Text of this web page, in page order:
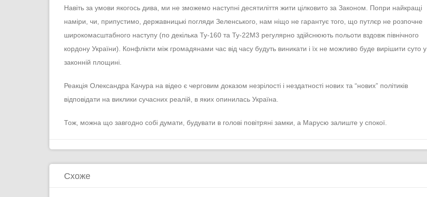
Навіть за умови якогось дива, ми не зможемо наступні десятиліття жити цілковито за Законом. Попри найкращі
наміри, чи, припустимо, державницькі погляди Зеленського, нам ніщо не гарантує того, що путлєр не розпочне
широкомасштабного наступу (по декілька Ту-160 та Ту-22М3 регулярно здійснюють польоти вздовж північного
кордону України). Конфлікти між громадянами час від часу будуть виникати і їх не можливо буде вирішити суто у
законній площині.
Реакція Олександра Качура на відео є черговим доказом незрілості і нездатності нових та “нових” політиків
відповідати на виклики сучасних реалій, в яких опинилась Україна.
Тож, можна що завгодно собі думати, будувати в голові повітряні замки, а Марусю залиште у спокої.
Схоже